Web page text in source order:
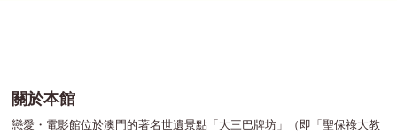
關於本館
戀愛・電影館位於澳門的著名世遺景點「大三巴牌坊」（即「聖保祿大教